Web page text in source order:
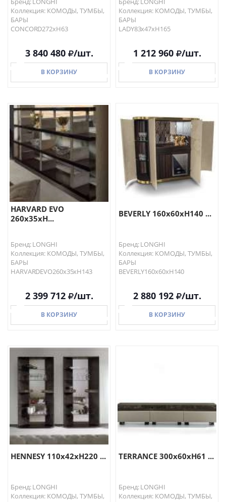
Коллекция: КОМОДЫ, ТУМБЫ,
БАРЫ
CONCORD272хH63
3 840 480 /шт.
В КОРЗИНУ
В КОРЗИНУ
Коллекция: КОМОДЫ, ТУМБЫ,
БАРЫ
LADY83x47xH165
1 212 960 /шт.
В КОРЗИНУ
В КОРЗИНУ
HARVARD EVO
260х35хH...
Бренд: LONGHI
Коллекция: КОМОДЫ, ТУМБЫ,
БАРЫ
HARVARDEVO260х35хH143
2 399 712 /шт.
В КОРЗИНУ
В КОРЗИНУ
BEVERLY 160х60хH140 ...
Бренд: LONGHI
Коллекция: КОМОДЫ, ТУМБЫ,
БАРЫ
BEVERLY160х60хH140
2 880 192 /шт.
В КОРЗИНУ
HENNESY 110х42хH220 ...
Бренд: LONGHI
Коллекция: КОМОДЫ, ТУМБЫ,
TERRANCE 300x60хH61 ...
Бренд: LONGHI
Коллекция: КОМОДЫ, ТУМБЫ,